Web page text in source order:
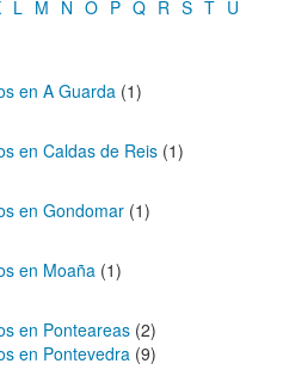
L M N O P Q R S T U
en A Guarda (1)
en Caldas de Reis (1)
en Gondomar (1)
en Moaña (1)
en Ponteareas (2)
en Pontevedra (9)